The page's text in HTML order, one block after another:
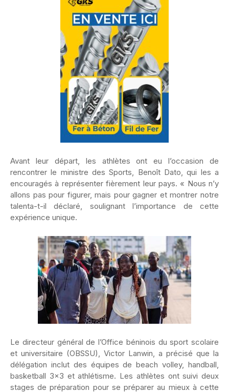
Avant leur départ, les athlètes ont eu l’occasion de
rencontrer le ministre des Sports, Benoît Dato, qui les a
encouragés à représenter fièrement leur pays. « Nous n’y
allons pas pour figurer, mais pour gagner et montrer notre
talenta-t-il déclaré, soulignant l’importance de cette
expérience unique.
Le directeur général de l’Office béninois du sport scolaire
et universitaire (OBSSU), Victor Lanwin, a précisé que la
délégation inclut des équipes de beach volley, handball,
basketball 3×3 et athlétisme. Les athlètes ont suivi deux
stages de préparation pour se préparer au mieux à cette